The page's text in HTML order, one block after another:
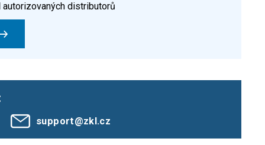
distributorů
support@zkl.cz